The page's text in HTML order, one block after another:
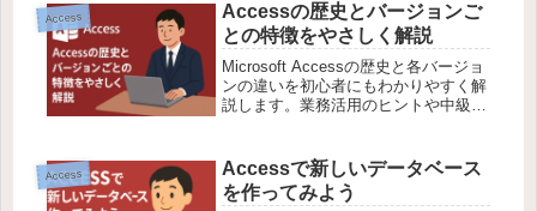
Access
Accessの歴史とバージョンご
との特徴をやさしく解説
Microsoft Accessの歴史と各バージョ
ンの違いを初心者にもわかりやすく解
説します。業務活用のヒントや中級者
Access
Accessで新しいデータベース
を作ってみよう